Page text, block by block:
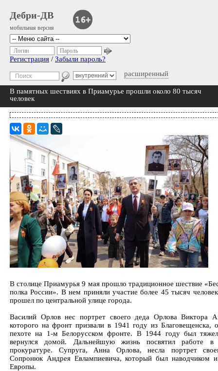
Дебри-ДВ
мобильная версия
расширенный
Логин Пароль
Регистрация / Забыли пароль?
В памятных шествиях в Приамурье прошли около 80 тысяч
человек
В столице Приамурья 9 мая прошло традиционное шествие
полка России». В нем приняли участие более 45 тысяч
прошел по центральной улице города.
Василий Орлов нес портрет своего деда Орлова Виктора
которого на фронт призвали в 1941 году из Благовещенска,
пехоте на 1-м Белорусском фронте. В 1944 году был
вернулся домой. Дальнейшую жизнь посвятил работе в
прокуратуре. Супруга, Анна Орлова, несла портрет
Сопронюк Андрея Евлампиевича, который был наводчиком
Европы.